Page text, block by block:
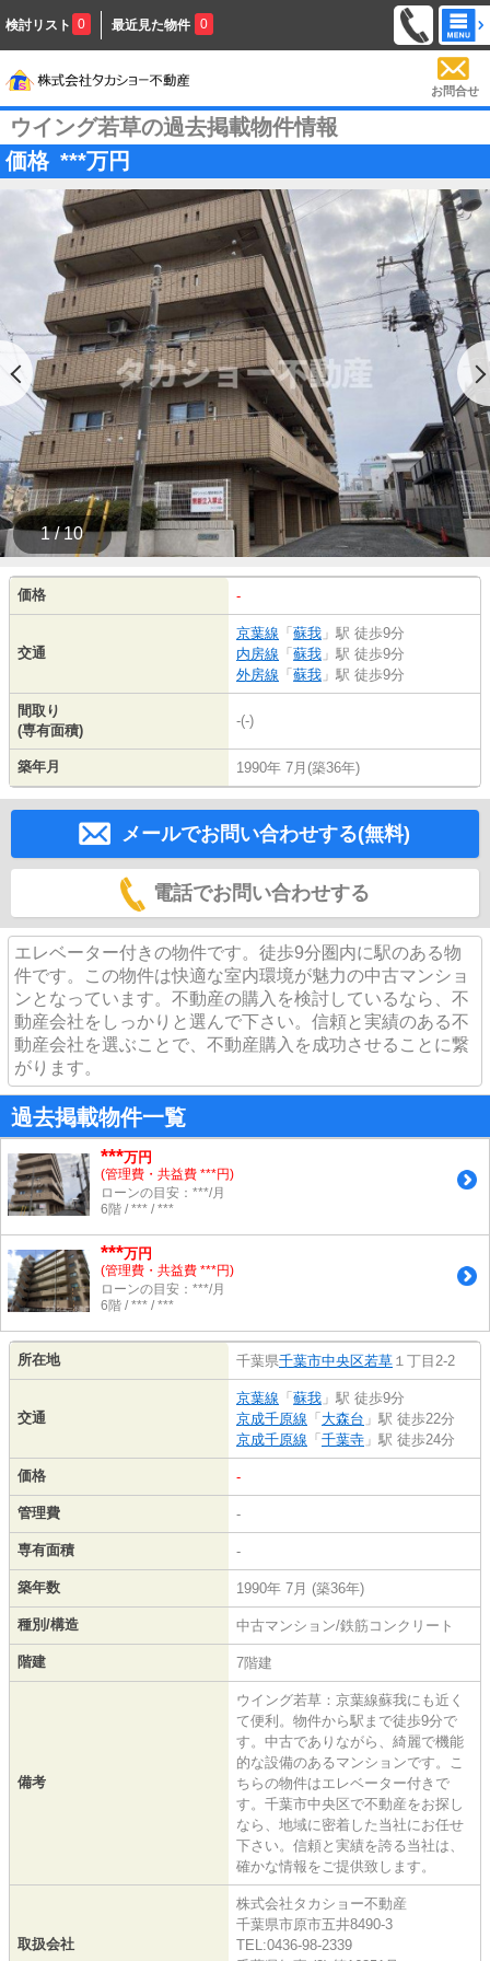
検討リスト 0 最近見た物件 0
お問合せ
ウイング若草の過去掲載物件情報
価格 ***万円
1 / 10
価格 -
交通
京葉線 「 蘇我 」駅 徒歩9分
内房線 「 蘇我 」駅 徒歩9分
外房線 「 蘇我 」駅 徒歩9分
間取り
(専有面積)
-(-)
築年月 1990年 7月(築36年)
メールでお問い合わせする(無料)
電話でお問い合わせする
エレベーター付きの物件です。徒歩9分圏内に駅のある物
件です。この物件は快適な室内環境が魅力の中古マンショ
ンとなっています。不動産の購入を検討しているなら、不
動産会社をしっかりと選んで下さい。信頼と実績のある不
動産会社を選ぶことで、不動産購入を成功させることに繋
がります。
過去掲載物件一覧
***万円
(管理費・共益費 ***円)
ローンの目安：***/月
6階 / *** / ***
***万円
(管理費・共益費 ***円)
ローンの目安：***/月
6階 / *** / ***
所在地 千葉県千葉市中央区若草 １丁目2-2
交通
京葉線 「 蘇我 」駅 徒歩9分
京成千原線 「 大森台 」駅 徒歩22分
京成千原線 「 千葉寺 」駅 徒歩24分
価格 -
管理費 -
専有面積 -
築年数 1990年 7月 (築36年)
種別/構造 中古マンション/鉄筋コンクリート
階建 7階建
備考
ウイング若草：京葉線蘇我にも近く
て便利。物件から駅まで徒歩9分で
す。中古でありながら、綺麗で機能
的な設備のあるマンションです。こ
ちらの物件はエレベーター付きで
す。千葉市中央区で不動産をお探し
なら、地域に密着した当社にお任せ
下さい。信頼と実績を誇る当社は、
確かな情報をご提供致します。
取扱会社
株式会社タカショー不動産
千葉県市原市五井8490-3
TEL:0436-98-2339